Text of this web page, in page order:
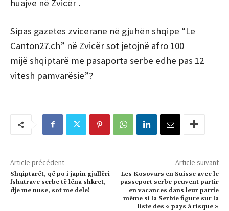
huajve në Zvicër .
Sipas gazetes zvicerane në gjuhën shqipe “Le
Canton27.ch” në Zvicër sot jetojnë afro 100
mijë shqiptarë me pasaporta serbe edhe pas 12
vitesh pamvarësie”?
Article précédent
Shqiptarët, që po i japin gjallëri
fshatrave serbe të lëna shkret,
dje me nuse, sot me dele!
Article suivant
Les Kosovars en Suisse avec le
passeport serbe peuvent partir
en vacances dans leur patrie
même si la Serbie figure sur la
liste des « pays à risque »